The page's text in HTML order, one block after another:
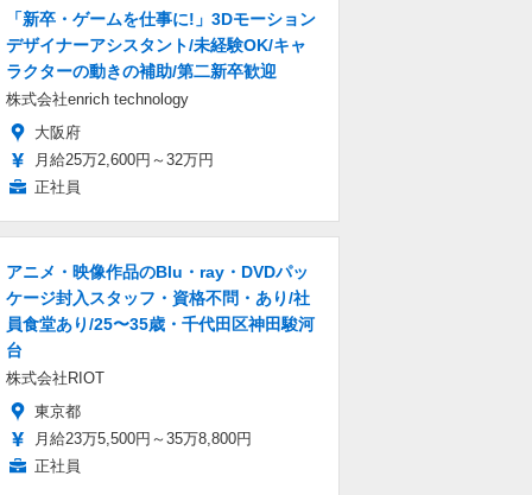
「新卒・ゲームを仕事に!」3Dモーション
デザイナーアシスタント/未経験OK/キャ
ラクターの動きの補助/第二新卒歓迎
株式会社enrich technology
大阪府
月給25万2,600円～32万円
正社員
アニメ・映像作品のBlu・ray・DVDパッ
ケージ封入スタッフ・資格不問・あり/社
員食堂あり/25〜35歳・千代田区神田駿河
台
株式会社RIOT
東京都
月給23万5,500円～35万8,800円
正社員